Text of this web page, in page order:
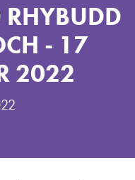
- 17
2022